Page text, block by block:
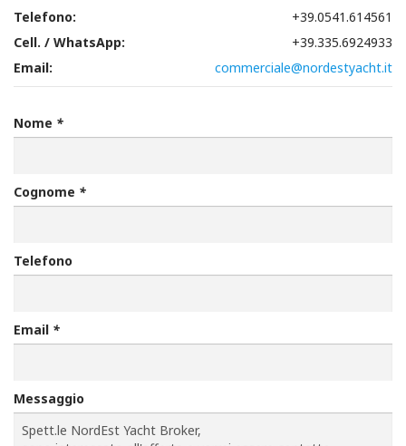
Telefono:
+39.0541.614561
Cell. / WhatsApp:
+39.335.6924933
Email:
commerciale@nordestyacht.it
Nome *
Cognome *
Telefono
Email *
Messaggio